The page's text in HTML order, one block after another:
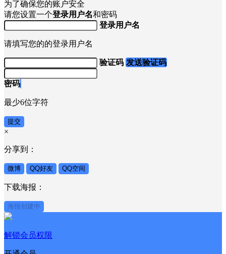
扫码并「关注我们的公众号」安全快捷登录
×
为了确保您的账户安全
请您设置一个登录用户名和密码
请填写您的的登录用户名
密码
最少6位字符
提交
×
分享到：
微博
下载海报：